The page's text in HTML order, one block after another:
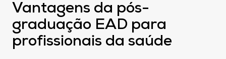
Vantagens da pós-
graduação EAD para
profissionais da saúde